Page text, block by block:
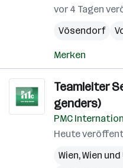
vor 4 Tagen
Vösendorf
Merken
Teamleiter
genders)
PMC
Heute
Wien,Wien